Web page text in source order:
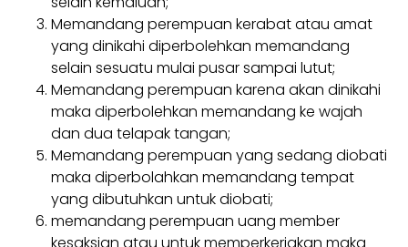
Memandang perempuan kerabat atau amat
yang dinikahi diperbolehkan memandang
selain sesuatu mulai pusar sampai lutut;
Memandang perempuan karena akan dinikahi
maka diperbolehkan memandang ke wajah
dan dua telapak tangan;
Memandang perempuan yang sedang diobati
maka diperbolahkan memandang tempat
yang dibutuhkan untuk diobati;
memandang perempuan uang member